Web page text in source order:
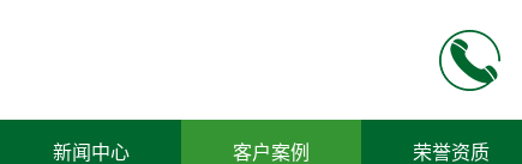
新闻中心 客户案例 荣誉资质